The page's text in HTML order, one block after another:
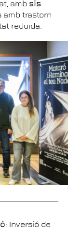
amb sis
amb trastorn
reduïda.
: Inversió de